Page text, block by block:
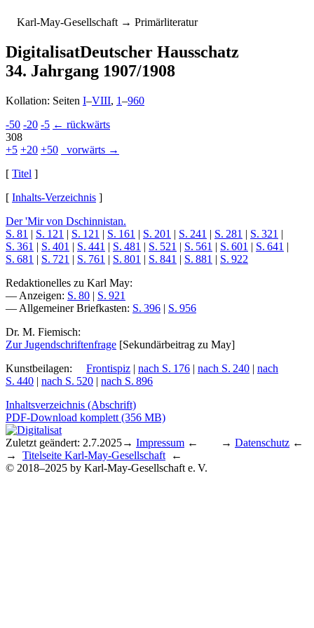
Karl-May-Gesellschaft → Primärliteratur
DigitalisatDeutscher Hausschatz
34. Jahrgang 1907/1908
Kollation: Seiten I–VIII, 1–960
-50 -20 -5 ← rückwärts
308
+5 +20 +50
vorwärts →
[ Titel ]
[ Inhalts-Verzeichnis ]
Der 'Mir von Dschinnistan.
S. 81 | S. 121 | S. 121 | S. 161 | S. 201 | S. 241 | S. 281 | S. 321 |
S. 361 | S. 401 | S. 441 | S. 481 | S. 521 | S. 561 | S. 601 | S. 641 |
S. 681 | S. 721 | S. 761 | S. 801 | S. 841 | S. 881 | S. 922
Redaktionelles zu Karl May:
— Anzeigen: S. 80 | S. 921
— Allgemeiner Briefkasten: S. 396 | S. 956
Dr. M. Fiemisch:
Zur Ju­gend­schrif­ten­fra­ge [Se­kun­där­bei­trag zu May]
Kunstbeilagen: Frontispiz | nach S. 176 | nach S. 240 | nach
S. 440 | nach S. 520 | nach S. 896
Inhaltsverzeichnis (Abschrift)
PDF-Download komplett (356 MB)
Zuletzt geändert: 2.7.2025→ Impressum ← → Datenschutz ←
→ Titelseite Karl-May-Gesellschaft ←
© 2018–2025 by Karl-May-Gesellschaft e. V.